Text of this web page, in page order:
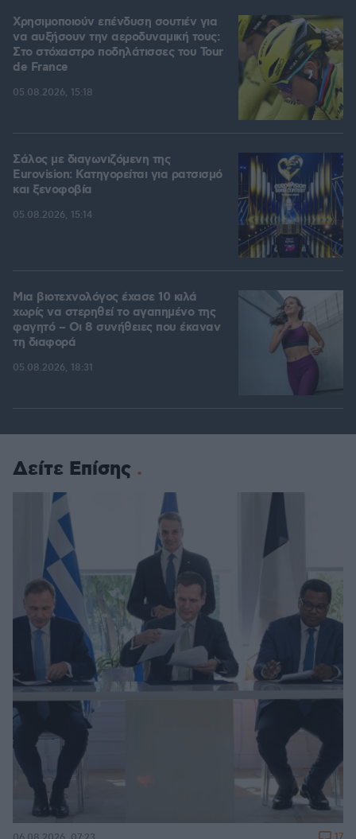
Χρησιμοποιούν επένδυση σουτιέν για
να αυξήσουν την αεροδυναμική τους:
Στο στόχαστρο ποδηλάτισσες του Tour
de France
05.08.2026, 15:18
Σάλος με διαγωνιζόμενη της
Eurovision: Κατηγορείται για ρατσισμό
και ξενοφοβία
05.08.2026, 15:14
Μια βιοτεχνολόγος έχασε 10 κιλά
χωρίς να στερηθεί το αγαπημένο της
φαγητό – Οι 8 συνήθειες που έκαναν
τη διαφορά
05.08.2026, 18:31
Δείτε Επίσης